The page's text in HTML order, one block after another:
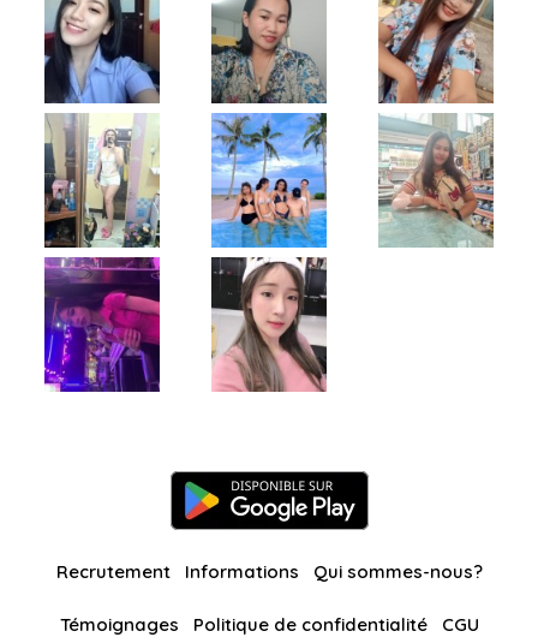
Recrutement Informations Qui sommes-nous?
Témoignages Politique de confidentialité CGU